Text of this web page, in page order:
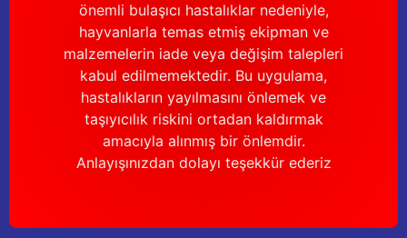
önemli bulaşıcı hastalıklar nedeniyle,
hayvanlarla temas etmiş ekipman ve
malzemelerin iade veya değişim talepleri
kabul edilmemektedir. Bu uygulama,
hastalıkların yayılmasını önlemek ve
taşıyıcılık riskini ortadan kaldırmak
amacıyla alınmış bir önlemdir.
Anlayışınızdan dolayı teşekkür ederiz